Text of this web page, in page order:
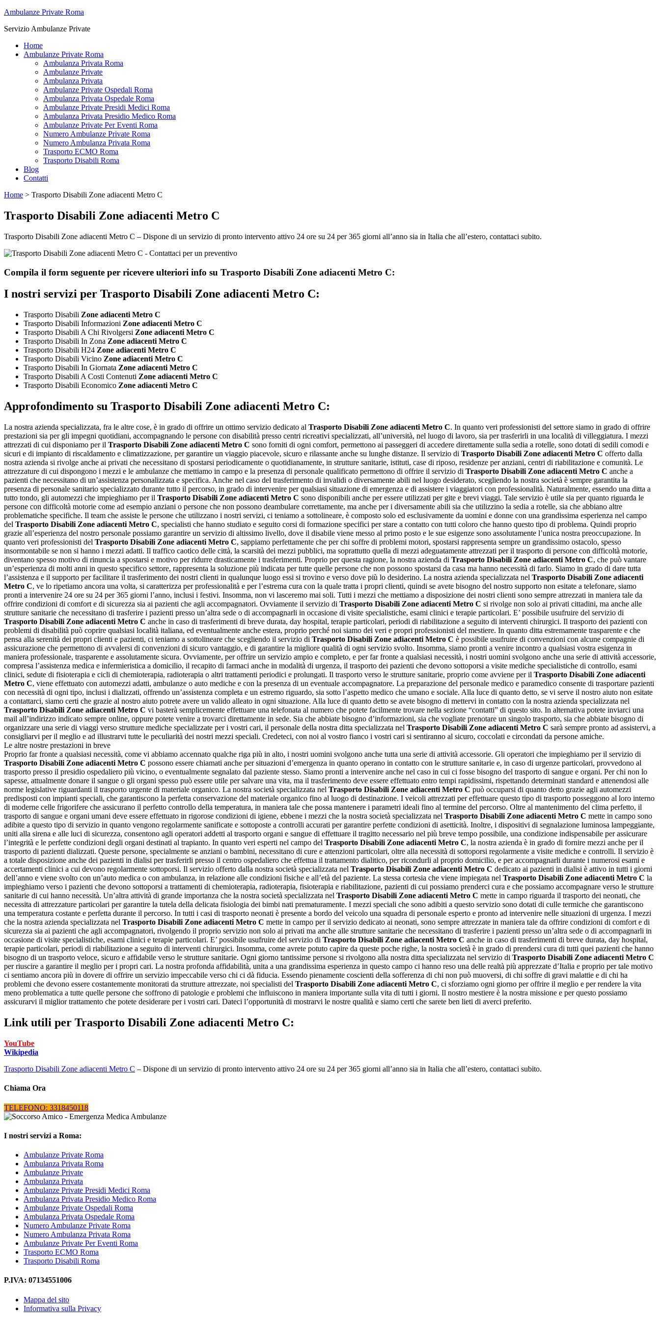
Ambulanze Private Roma
Servizio Ambulanze Private
Home
Ambulanze Private Roma
Ambulanza Privata Roma
Ambulanze Private
Ambulanza Privata
Ambulanze Private Ospedali Roma
Ambulanza Privata Ospedale Roma
Ambulanze Private Presidi Medici Roma
Ambulanza Privata Presidio Medico Roma
Ambulanze Private Per Eventi Roma
Numero Ambulanze Private Roma
Numero Ambulanza Privata Roma
Trasporto ECMO Roma
Trasporto Disabili Roma
Blog
Contatti
Home > Trasporto Disabili Zone adiacenti Metro C
Trasporto Disabili Zone adiacenti Metro C
Trasporto Disabili Zone adiacenti Metro C – Dispone di un servizio di pronto intervento attivo 24 ore su 24 per 365 giorni all’anno sia in Italia che all’estero, contattaci subito.
Compila il form seguente per ricevere ulteriori info su Trasporto Disabili Zone adiacenti Metro C:
I nostri servizi per Trasporto Disabili Zone adiacenti Metro C:
Trasporto Disabili Zone adiacenti Metro C
Trasporto Disabili Informazioni Zone adiacenti Metro C
Trasporto Disabili A Chi Rivolgersi Zone adiacenti Metro C
Trasporto Disabili In Zona Zone adiacenti Metro C
Trasporto Disabili H24 Zone adiacenti Metro C
Trasporto Disabili Vicino Zone adiacenti Metro C
Trasporto Disabili In Giornata Zone adiacenti Metro C
Trasporto Disabili A Costi Contenuti Zone adiacenti Metro C
Trasporto Disabili Economico Zone adiacenti Metro C
Approfondimento su Trasporto Disabili Zone adiacenti Metro C:
La nostra azienda specializzata, fra le altre cose, è in grado di offrire un ottimo servizio dedicato al Trasporto Disabili Zone adiacenti Metro C. In quanto veri professionisti del settore siamo in grado di offrire
prestazioni sia per gli impegni quotidiani, accompagnando le persone con disabilità presso centri ricreativi specializzati, all’università, nel luogo di lavoro, sia per trasferirli in una località di villeggiatura. I mezzi
attrezzati di cui disponiamo per il Trasporto Disabili Zone adiacenti Metro C sono forniti di ogni comfort, permettono ai passeggeri di accedere direttamente sulla sedia a rotelle, sono dotati di sedili comodi e
sicuri e di impianto di riscaldamento e climatizzazione, per garantire un viaggio piacevole, sicuro e rilassante anche su lunghe distanze. Il servizio di Trasporto Disabili Zone adiacenti Metro C offerto dalla
nostra azienda si rivolge anche ai privati che necessitano di spostarsi periodicamente o quotidianamente, in strutture sanitarie, istituti, case di riposo, residenze per anziani, centri di riabilitazione e comunità. Le
attrezzature di cui dispongono i mezzi e le ambulanze che mettiamo in campo e la presenza di personale qualificato permettono di offrire il servizio di Trasporto Disabili Zone adiacenti Metro C anche a
pazienti che necessitano di un’assistenza personalizzata e specifica. Anche nel caso del trasferimento di invalidi o diversamente abili nel luogo desiderato, scegliendo la nostra società è sempre garantita la
presenza di personale sanitario specializzato durante tutto il percorso, in grado di intervenire per qualsiasi situazione di emergenza e di assistere i viaggiatori con professionalità. Naturalmente, essendo una ditta a
tutto tondo, gli automezzi che impieghiamo per il Trasporto Disabili Zone adiacenti Metro C sono disponibili anche per essere utilizzati per gite e brevi viaggi. Tale servizio è utile sia per quanto riguarda le
persone con difficoltà motorie come ad esempio anziani o persone che non possono deambulare correttamente, ma anche per i diversamente abili sia che utilizzino la sedia a rotelle, sia che abbiano altre
problematiche specifiche. Il team che assiste le persone che utilizzano i nostri servizi, ci teniamo a sottolineare, è composto solo ed esclusivamente da uomini e donne con una grandissima esperienza nel campo
del Trasporto Disabili Zone adiacenti Metro C, specialisti che hanno studiato e seguito corsi di formazione specifici per stare a contatto con tutti coloro che hanno questo tipo di problema. Quindi proprio
grazie all’esperienza del nostro personale possiamo garantire un servizio di altissimo livello, dove il disabile viene messo al primo posto e le sue esigenze sono assolutamente l’unica nostra preoccupazione. In
quanto veri professionisti del Trasporto Disabili Zone adiacenti Metro C, sappiamo perfettamente che per chi soffre di problemi motori, spostarsi rappresenta sempre un grandissimo ostacolo, spesso
insormontabile se non si hanno i mezzi adatti. Il traffico caotico delle città, la scarsità dei mezzi pubblici, ma soprattutto quella di mezzi adeguatamente attrezzati per il trasporto di persone con difficoltà motorie,
diventano spesso motivo di rinuncia a spostarsi e motivo per ridurre drasticamente i trasferimenti. Proprio per questa ragione, la nostra azienda di Trasporto Disabili Zone adiacenti Metro C, che può vantare
un’esperienza di molti anni in questo specifico settore, rappresenta la soluzione più indicata per tutte quelle persone che non possono spostarsi da casa ma hanno necessità di farlo. Siamo in grado di dare tutta
l’assistenza e il supporto per facilitare il trasferimento dei nostri clienti in qualunque luogo essi si trovino e verso dove più lo desiderino. La nostra azienda specializzata nel Trasporto Disabili Zone adiacenti
Metro C, ve lo ripetiamo ancora una volta, si caratterizza per professionalità e per l’estrema cura con la quale tratta i propri clienti, quindi se avete bisogno del nostro supporto non esitate a telefonare, siamo
pronti a intervenire 24 ore su 24 per 365 giorni l’anno, inclusi i festivi. Insomma, non vi lasceremo mai soli. Tutti i mezzi che mettiamo a disposizione dei nostri clienti sono sempre attrezzati in maniera tale da
offrire condizioni di comfort e di sicurezza sia ai pazienti che agli accompagnatori. Ovviamente il servizio di Trasporto Disabili Zone adiacenti Metro C si rivolge non solo ai privati cittadini, ma anche alle
strutture sanitarie che necessitano di trasferire i pazienti presso un’altra sede o di accompagnarli in occasione di visite specialistiche, esami clinici e terapie particolari. E’ possibile usufruire del servizio di
Trasporto Disabili Zone adiacenti Metro C anche in caso di trasferimenti di breve durata, day hospital, terapie particolari, periodi di riabilitazione a seguito di interventi chirurgici. Il trasporto dei pazienti con
problemi di disabilità può coprire qualsiasi località italiana, ed eventualmente anche estera, proprio perché noi siamo dei veri e propri professionisti del mestiere. In quanto ditta estremamente trasparente e che
pensa alla serenità dei propri clienti e pazienti, ci teniamo a sottolineare che scegliendo il servizio di Trasporto Disabili Zone adiacenti Metro C è possibile usufruire di convenzioni con alcune compagnie di
assicurazione che permettono di avvalersi di convenzioni di sicuro vantaggio, e di garantire la migliore qualità di ogni servizio svolto. Insomma, siamo pronti a venire incontro a qualsiasi vostra esigenza in
maniera professionale, trasparente e assolutamente sicura. Ovviamente, per offrire un servizio ampio e completo, e per far fronte a qualsiasi necessità, i nostri uomini svolgono anche una serie di attività accessorie,
compresa l’assistenza medica e infermieristica a domicilio, il recapito di farmaci anche in modalità di urgenza, il trasporto dei pazienti che devono sottoporsi a visite mediche specialistiche di controllo, esami
clinici, sedute di fisioterapia e cicli di chemioterapia, radioterapia o altri trattamenti periodici e prolungati. Il trasporto verso le strutture sanitarie, proprio come avviene per il Trasporto Disabili Zone adiacenti
Metro C, viene effettuato con automezzi adatti, ambulanze o auto mediche e con la presenza di un eventuale accompagnatore. La preparazione del personale medico e paramedico consente di trasportare pazienti
con necessità di ogni tipo, inclusi i dializzati, offrendo un’assistenza completa e un estremo riguardo, sia sotto l’aspetto medico che umano e sociale. Alla luce di quanto detto, se vi serve il nostro aiuto non esitate
a contattarci, siamo certi che grazie al nostro aiuto potrete avere un valido alleato in ogni situazione. Alla luce di quanto detto se avete bisogno di mettervi in contatto con la nostra azienda specializzata nel
Trasporto Disabili Zone adiacenti Metro C vi basterà semplicemente effettuare una telefonata al numero che potete facilmente trovare nella sezione “contatti” di questo sito. In alternativa potete inviarci una
mail all’indirizzo indicato sempre online, oppure potete venire a trovarci direttamente in sede. Sia che abbiate bisogno d’informazioni, sia che vogliate prenotare un singolo trasporto, sia che abbiate bisogno di
organizzare una serie di viaggi verso strutture mediche specializzate per i vostri cari, il personale della nostra ditta specializzata nel Trasporto Disabili Zone adiacenti Metro C sarà sempre pronto ad assistervi, a
consigliarvi per il meglio e ad illustrarvi tutte le peculiarità dei nostri mezzi speciali. Credeteci, con noi al vostro fianco i vostri cari si sentiranno al sicuro, coccolati e circondati da persone amiche.
Le altre nostre prestazioni in breve
Proprio far fronte a qualsiasi necessità, come vi abbiamo accennato qualche riga più in alto, i nostri uomini svolgono anche tutta una serie di attività accessorie. Gli operatori che impieghiamo per il servizio di
Trasporto Disabili Zone adiacenti Metro C possono essere chiamati anche per situazioni d’emergenza in quanto operano in contatto con le strutture sanitarie e, in caso di urgenze particolari, provvedono al
trasporto presso il presidio ospedaliero più vicino, o eventualmente segnalato dal paziente stesso. Siamo pronti a intervenire anche nel caso in cui ci fosse bisogno del trasporto di sangue e organi. Per chi non lo
sapesse, attualmente donare il sangue o gli organi spesso può essere utile per salvare una vita, ma il trasferimento deve essere effettuato entro tempi rapidissimi, rispettando determinati standard e attenendosi alle
norme legislative riguardanti il trasporto urgente di materiale organico. La nostra società specializzata nel Trasporto Disabili Zone adiacenti Metro C può occuparsi di quanto detto grazie agli automezzi
predisposti con impianti speciali, che garantiscono la perfetta conservazione del materiale organico fino al luogo di destinazione. I veicoli attrezzati per effettuare questo tipo di trasporto posseggono al loro interno
di moderne celle frigorifere che assicurano il perfetto controllo della temperatura, in maniera tale che possa mantenere i parametri ideali fino al termine del percorso. Oltre al mantenimento del clima perfetto, il
trasporto di sangue e organi umani deve essere effettuato in rigorose condizioni di igiene, ebbene i mezzi che la nostra società specializzata nel Trasporto Disabili Zone adiacenti Metro C mette in campo sono
adibite a questo tipo di servizio in quanto vengono regolarmente sanificate e sottoposte a controlli accurati per garantire perfette condizioni di asetticità. Inoltre, i dispositivi di segnalazione luminosa lampeggiante,
uniti alla sirena e alle luci di sicurezza, consentono agli operatori addetti al trasporto organi e sangue di effettuare il tragitto necessario nel più breve tempo possibile, una condizione indispensabile per assicurare
l’integrità e le perfette condizioni degli organi destinati al trapianto. In quanto veri esperti nel campo del Trasporto Disabili Zone adiacenti Metro C, la nostra azienda è in grado di fornire mezzi anche per il
trasporto di pazienti dializzati. Queste persone, specialmente se anziani o bambini, necessitano di cure e attenzioni particolari, oltre alla necessità di sottoporsi regolarmente a visite mediche e controlli. Il servizio è
a totale disposizione anche dei pazienti in dialisi per trasferirli presso il centro ospedaliero che effettua il trattamento dialitico, per ricondurli al proprio domicilio, e per accompagnarli durante i numerosi esami e
accertamenti clinici a cui devono regolarmente sottoporsi. Il servizio offerto dalla nostra società specializzata nel Trasporto Disabili Zone adiacenti Metro C dedicato ai pazienti in dialisi è attivo in tutti i giorni
dell’anno e viene svolto con un’auto medica o con ambulanza, in relazione alle condizioni fisiche e all’età del paziente. La stessa cortesia che viene impiegata nel Trasporto Disabili Zone adiacenti Metro C la
impieghiamo verso i pazienti che devono sottoporsi a trattamenti di chemioterapia, radioterapia, fisioterapia e riabilitazione, pazienti di cui possiamo prenderci cura e che possiamo accompagnare verso le strutture
sanitarie di cui hanno necessità. Un’altra attività di grande importanza che la nostra società specializzata nel Trasporto Disabili Zone adiacenti Metro C mette in campo riguarda il trasporto dei neonati, che
necessita di attrezzature particolari per garantire la tutela della delicata fisiologia dei bimbi nati prematuramente. I mezzi speciali che sono adibiti a questo servizio sono dotati di culle termiche che garantiscono
una temperatura costante e perfetta durante il percorso. In tutti i casi di trasporto neonati è presente a bordo del veicolo una squadra di personale esperto e pronto ad intervenire nelle situazioni di urgenza. I mezzi
che la nostra azienda specializzata nel Trasporto Disabili Zone adiacenti Metro C mette in campo per il servizio dedicato ai neonati, sono sempre attrezzate in maniera tale da offrire condizioni di comfort e di
sicurezza sia ai pazienti che agli accompagnatori, rivolgendo il proprio servizio non solo ai privati ma anche alle strutture sanitarie che necessitano di trasferire i pazienti presso un’altra sede o di accompagnarli in
occasione di visite specialistiche, esami clinici e terapie particolari. E’ possibile usufruire del servizio di Trasporto Disabili Zone adiacenti Metro C anche in caso di trasferimenti di breve durata, day hospital,
terapie particolari, periodi di riabilitazione a seguito di interventi chirurgici. Insomma, come avrete potuto capire da queste poche righe, la nostra società è in grado di prendersi cura di tutti quei pazienti che hanno
bisogno di un trasporto veloce, sicuro e affidabile verso le strutture sanitarie. Ogni giorno tantissime persone si rivolgono alla nostra ditta specializzata nel servizio di Trasporto Disabili Zone adiacenti Metro C
per riuscire a garantire il meglio per i propri cari. La nostra profonda affidabilità, unita a una grandissima esperienza in questo campo ci hanno reso una delle realtà più apprezzate d’Italia e proprio per tale motivo
ci sentiamo ancora più in dovere di offrire un servizio impeccabile verso chi ci dà fiducia. Essendo pienamente coscienti della sofferenza di chi non può muoversi, di chi soffre di gravi malattie e di chi ha
problemi che devono essere costantemente monitorati da strutture attrezzate, noi specialisti del Trasporto Disabili Zone adiacenti Metro C, ci sforziamo ogni giorno per offrire il meglio e per rendere la vita
meno problematica a tutte quelle persone che soffrono di patologie e problemi che influiscono in maniera importante sulla vita di tutti i giorni. Il nostro mestiere è la nostra missione e per questo possiamo
assicurarvi il miglior trattamento che potete desiderare per i vostri cari. Dateci l’opportunità di mostrarvi le nostre qualità e siamo certi che sarete ben lieti di averci preferito.
Link utili per Trasporto Disabili Zone adiacenti Metro C:
YouTube
Wikipedia
Trasporto Disabili Zone adiacenti Metro C – Dispone di un servizio di pronto intervento attivo 24 ore su 24 per 365 giorni all’anno sia in Italia che all’estero, contattaci subito.
Chiama Ora
TELEFONO: 3318450118
I nostri servizi a Roma:
Ambulanze Private Roma
Ambulanza Privata Roma
Ambulanze Private
Ambulanza Privata
Ambulanze Private Presidi Medici Roma
Ambulanza Privata Presidio Medico Roma
Ambulanze Private Ospedali Roma
Ambulanza Privata Ospedale Roma
Numero Ambulanze Private Roma
Numero Ambulanza Privata Roma
Ambulanze Private Per Eventi Roma
Trasporto ECMO Roma
Trasporto Disabili Roma
P.IVA: 07134551006
Mappa del sito
Informativa sulla Privacy